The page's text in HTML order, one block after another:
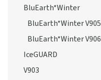
BluEarth*Winter
BluEarth*Winter V905
BluEarth*Winter V906
IceGUARD
V903